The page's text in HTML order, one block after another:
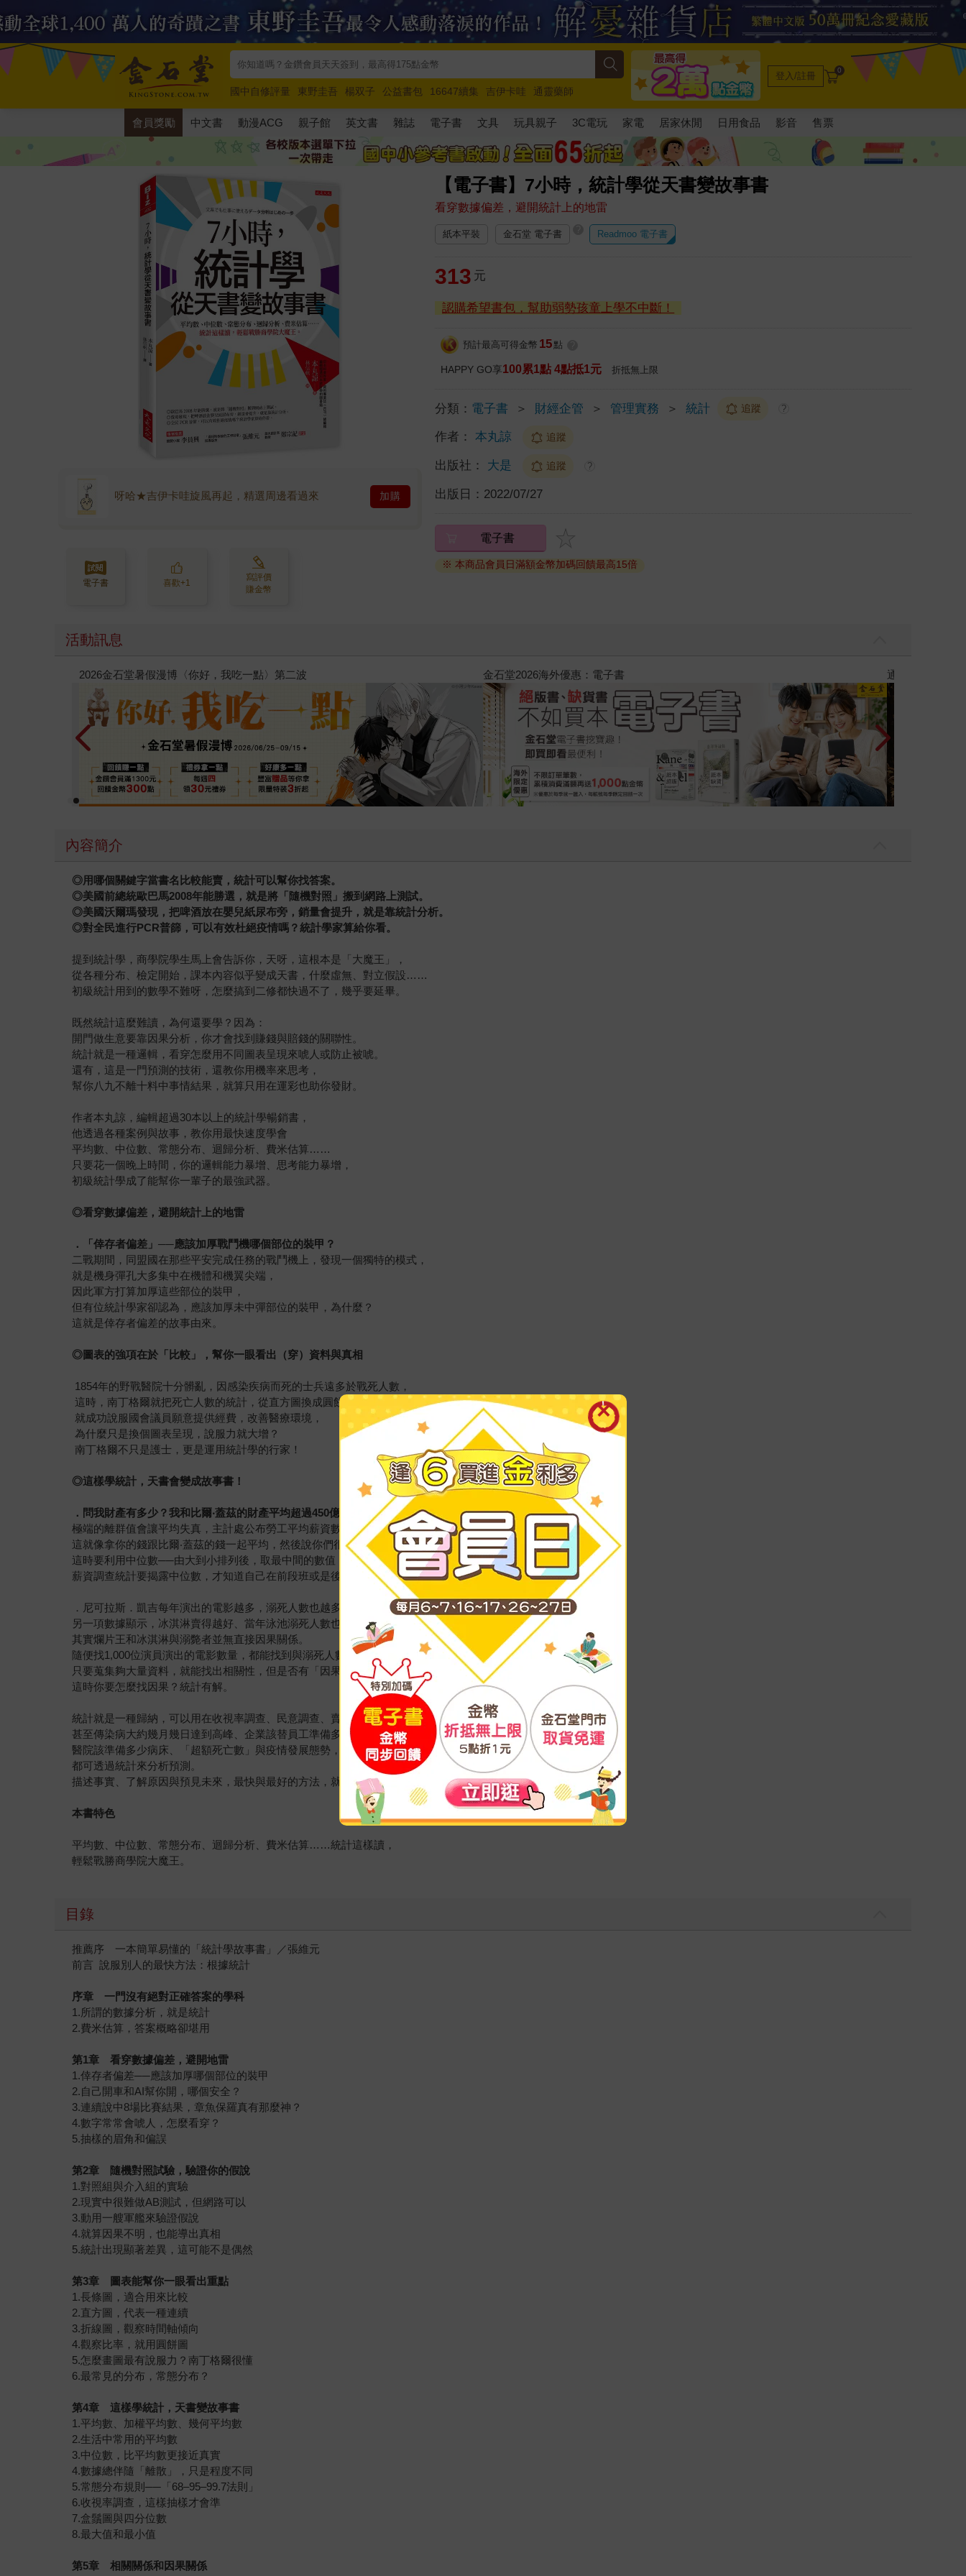
國中自修評量 東野圭吾 楊双子 公益書包 16647續集 吉伊卡哇
通靈藥師
唯紅花綻放
奧德賽 路邊攤新作 馬斯克 玩具總動員5 超慢跑
登入/註冊 0
會員獎勵 中文書 動漫ACG 親子館 英文書 雜誌 電子書 文具 玩具親子 3C電玩 家電 居家休閒 日用食品 影音 售票
【電子書】7小時，統計學從天書變故事書
看穿數據偏差，避開統計上的地雷
呀哈★吉伊卡哇旋風再起，精選周邊看過來 加購
電子書 喜歡+1
寫評價
賺金幣
紙本平裝 金石堂 電子書 Readmoo 電子書
313 元
認購希望書包，幫助弱勢孩童上學不中斷！
預計最高可得金幣 15 點
HAPPY GO享100累1點 4點抵1元 折抵無上限
分類： 電子書 ＞ 財經企管 ＞ 管理實務 ＞ 統計 追蹤 ?
作者： 本丸諒 追蹤
出版社： 大是 追蹤 ?
出版日： 2022/07/27
電子書
※ 本商品會員日滿額金幣加碼回饋最高15倍
活動訊息
通靈藥師的處方箋
內容簡介
◎用哪個關鍵字當書名比較能賣，統計可以幫你找答案。
◎美國前總統歐巴馬2008年能勝選，就是將「隨機對照」搬到網路上測試。
◎美國沃爾瑪發現，把啤酒放在嬰兒紙尿布旁，銷量會提升，就是靠統計分析。
◎對全民進行PCR普篩，可以有效杜絕疫情嗎？統計學家算給你看。
提到統計學，商學院學生馬上會告訴你，天呀，這根本是「大魔王」，
從各種分布、檢定開始，課本內容似乎變成天書，什麼虛無、對立假設……
初級統計用到的數學不難呀，怎麼搞到二修都快過不了，幾乎要延畢。
既然統計這麼難讀，為何還要學？因為：
開門做生意要靠因果分析，你才會找到賺錢與賠錢的關聯性。
統計就是一種邏輯，看穿怎麼用不同圖表呈現來唬人或防止被唬。
還有，這是一門預測的技術，還教你用機率來思考，
幫你八九不離十料中事情結果，就算只用在運彩也助你發財。
作者本丸諒，編輯超過30本以上的統計學暢銷書，
他透過各種案例與故事，教你用最快速度學會
平均數、中位數、常態分布、迴歸分析、費米估算……
只要花一個晚上時間，你的邏輯能力暴增、思考能力暴增，
初級統計學成了能幫你一輩子的最強武器。
◎看穿數據偏差，避開統計上的地雷
．「倖存者偏差」──應該加厚戰鬥機哪個部位的裝甲？
二戰期間，同盟國在那些平安完成任務的戰鬥機上，發現一個獨特的模式，
就是機身彈孔大多集中在機體和機翼尖端，
因此軍方打算加厚這些部位的裝甲，
但有位統計學家卻認為，應該加厚未中彈部位的裝甲，為什麼？
這就是倖存者偏差的故事由來。
◎圖表的強項在於「比較」，幫你一眼看出（穿）資料與真相
1854年的野戰醫院十分髒亂，因感染疾病而死的士兵遠多於戰死人數，
這時，南丁格爾就把死亡人數的統計，從直方圖換成圓餅圖，
就成功說服國會議員願意提供經費，改善醫療環境，
為什麼只是換個圖表呈現，說服力就大增？
南丁格爾不只是護士，更是運用統計學的行家！
◎這樣學統計，天書會變成故事書！
．問我財產有多少？我和比爾‧蓋茲的財產平均超過450億美元！
極端的離群值會讓平均失真，主計處公布勞工平均薪資數字，就是犯了這種錯，
這就像拿你的錢跟比爾‧蓋茲的錢一起平均，然後說你們很有錢。
這時要利用中位數──由大到小排列後，取最中間的數值，
薪資調查統計要揭露中位數，才知道自己在前段班或是後段班。
．尼可拉斯．凱吉每年演出的電影越多，溺死人數也越多？
另一項數據顯示，冰淇淋賣得越好、當年泳池溺死人數也越多。
其實爛片王和冰淇淋與溺斃者並無直接因果關係。
隨便找1,000位演員演出的電影數量，都能找到與溺死人數變化有正相關，
只要蒐集夠大量資料，就能找出相關性，但是否有「因果」就很難說。
這時你要怎麼找因果？統計有解。
統計就是一種歸納，可以用在收視率調查、民意調查、賣場銷售業績，
甚至傳染病大約幾月幾日達到高峰、企業該替員工準備多少快篩劑、
醫院該準備多少病床、「超額死亡數」與疫情發展態勢，
都可透過統計來分析預測。
描述事實、了解原因與預見未來，最快與最好的方法，就是根據統計。
本書特色
平均數、中位數、常態分布、迴歸分析、費米估算……統計這樣讀，
輕鬆戰勝商學院大魔王。
目錄
推薦序 一本簡單易懂的「統計學故事書」／張維元
前言 說服別人的最快方法：根據統計
序章 一門沒有絕對正確答案的學科
1.所謂的數據分析，就是統計
2.費米估算，答案概略卻堪用
第1章 看穿數據偏差，避開地雷
1.倖存者偏差──應該加厚哪個部位的裝甲
2.自己開車和AI幫你開，哪個安全？
3.連續說中8場比賽結果，章魚保羅真有那麼神？
4.數字常常會唬人，怎麼看穿？
5.抽樣的眉角和偏誤
第2章 隨機對照試驗，驗證你的假說
1.對照組與介入組的實驗
2.現實中很難做AB測試，但網路可以
3.動用一艘軍艦來驗證假說
4.就算因果不明，也能導出真相
5.統計出現顯著差異，這可能不是偶然
第3章 圖表能幫你一眼看出重點
1.長條圖，適合用來比較
2.直方圖，代表一種連續
3.折線圖，觀察時間軸傾向
4.觀察比率，就用圓餅圖
5.怎麼畫圖最有說服力？南丁格爾很懂
6.最常見的分布，常態分布？
第4章 這樣學統計，天書變故事書
1.平均數、加權平均數、幾何平均數
2.生活中常用的平均數
3.中位數，比平均數更接近真實
4.數據總伴隨「離散」，只是程度不同
5.常態分布規則──「68–95–99.7法則」
6.收視率調查，這樣抽樣才會準
7.盒鬚圖與四分位數
8.最大值和最小值
第5章 相關關係和因果關係